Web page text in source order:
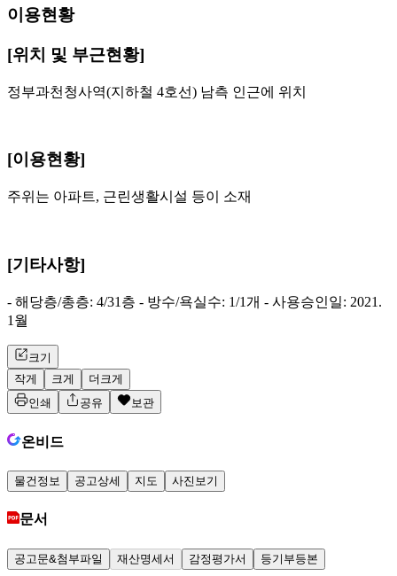
이용현황
[위치 및 부근현황]
정부과천청사역(지하철 4호선) 남측 인근에 위치
[이용현황]
주위는 아파트, 근린생활시설 등이 소재
[기타사항]
- 해당층/총층: 4/31층 - 방수/욕실수: 1/1개 - 사용승인일: 2021.
1월
크기
작게
크게
더크게
인쇄
공유 보관
온비드
물건정보 공고상세 지도 사진보기
문서
공고문&첨부파일 재산명세서 감정평가서 등기부등본